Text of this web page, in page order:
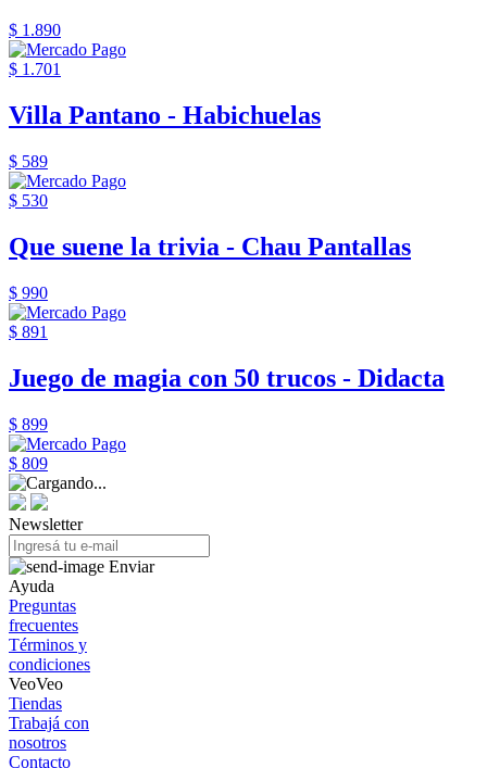
$ 1.890
$ 1.701
Villa Pantano - Habichuelas
$ 589
$ 530
Que suene la trivia - Chau Pantallas
$ 990
$ 891
Juego de magia con 50 trucos - Didacta
$ 899
$ 809
Newsletter
Enviar
Ayuda
Preguntas
frecuentes
Términos y
condiciones
VeoVeo
Tiendas
Trabajá con
nosotros
Contacto